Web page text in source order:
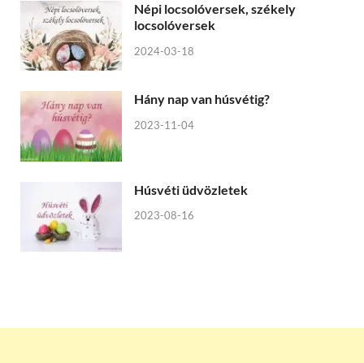
Népi locsolóversek, székely
locsolóversek
2024-03-18
Hány nap van húsvétig?
2023-11-04
Húsvéti üdvözletek
2023-08-16